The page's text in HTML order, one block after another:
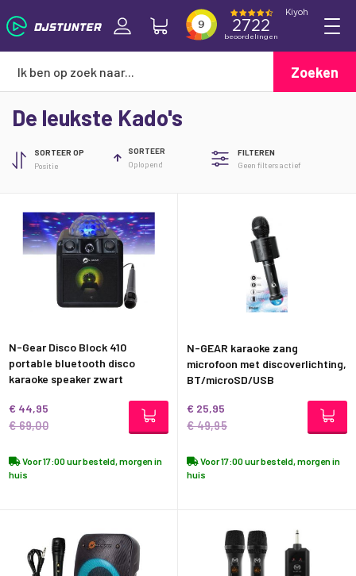
Zoeken
De leukste Kado's
SORTEER OP
SORTEER
Oplopend
FILTEREN
Geen filters actief
N-Gear Disco Block 410
portable bluetooth disco
karaoke speaker zwart
€ 44,95
€ 69,00
Voor 17:00 uur besteld, morgen in
huis
N-GEAR karaoke zang
microfoon met discoverlichting,
BT/microSD/USB
€ 25,95
€ 49,95
Voor 17:00 uur besteld, morgen in
huis